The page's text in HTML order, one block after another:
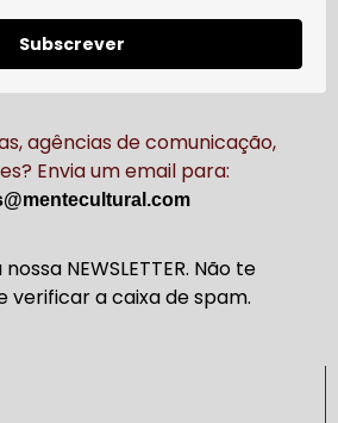
Subscrever
agências de comunicação,
Envia um email para:
NEWSLETTER. Não te
verificar a caixa de spam.